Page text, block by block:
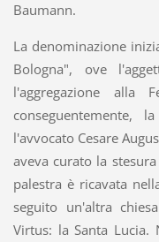
Baumann.
La denominazione
Bologna", ove
l'aggregazione alla
conseguentemente,
l'avvocato Cesare
aveva curato la
palestra è ricavata
seguito un'altra
Virtus: la Santa Lucia.